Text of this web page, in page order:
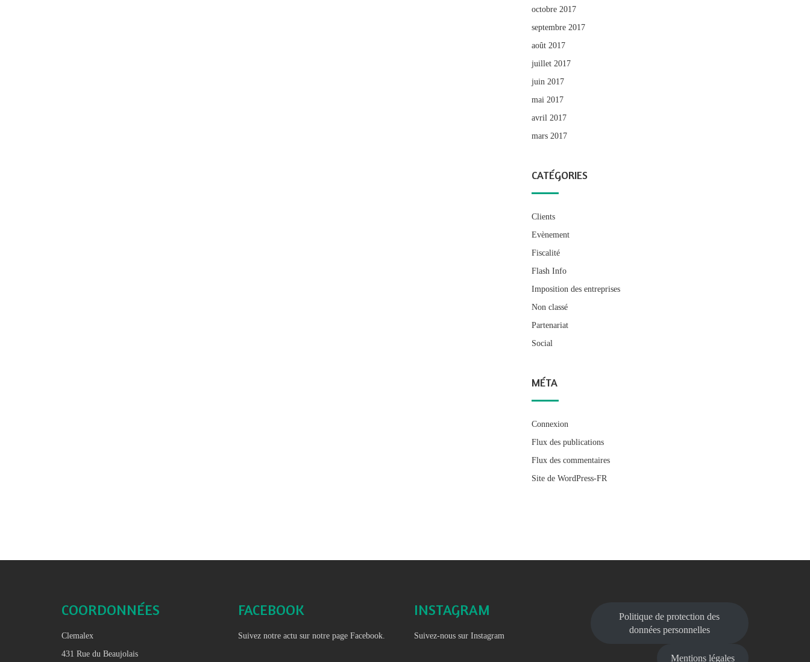
octobre 2017
septembre 2017
août 2017
juillet 2017
juin 2017
mai 2017
avril 2017
mars 2017
CATÉGORIES
Clients
Evènement
Fiscalité
Flash Info
Imposition des entreprises
Non classé
Partenariat
Social
MÉTA
Connexion
Flux des publications
Flux des commentaires
Site de WordPress-FR
COORDONNÉES
Clemalex
431 Rue du Beaujolais
FACEBOOK
Suivez notre actu sur notre page Facebook.
INSTAGRAM
Suivez-nous sur Instagram
Politique de protection des
données personnelles
Mentions légales